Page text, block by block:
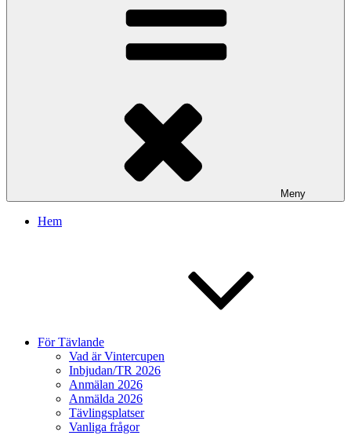
Meny
Hem
För Tävlande
Vad är Vintercupen
Inbjudan/TR 2026
Anmälan 2026
Anmälda 2026
Tävlingsplatser
Vanliga frågor